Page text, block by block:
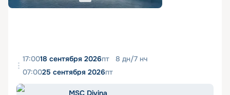
17:0018 сентября 2026пт 8 дн/7 нч
07:0025 сентября 2026пт
MSC Divina